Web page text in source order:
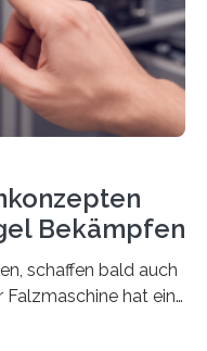
Bekämpfen
schaffen bald auch
Falzmaschine hat ein